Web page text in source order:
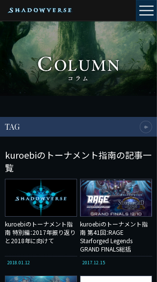
TAG
kuroebiのトーナメント指南の記事一
覧
kuroebiのトーナメント指
南 特別編：2017年振り返り
と2018年に向けて
2018.01.12
kuroebiのトーナメント指
南 第41回：RAGE
Starforged Legends
GRAND FINALS総括
2017.12.15